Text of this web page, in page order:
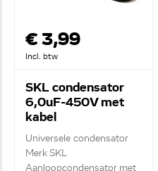
€ 3,99
Incl. btw
SKL condensator
6,0uF-450V met
kabel
Universele condensator
Merk SKL
Aanloopcondensator met